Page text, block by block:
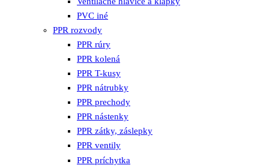
PVC iné
PPR rozvody
PPR rúry
PPR kolená
PPR T-kusy
PPR nátrubky
PPR prechody
PPR nástenky
PPR zátky, záslepky
PPR ventily
PPR príchytka